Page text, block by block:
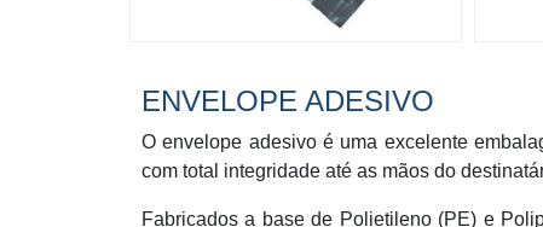
ENVELOPE ADESIVO
O envelope adesivo é uma excelente
com total integridade até as mãos do
Fabricados a base de Polietileno (PE) e